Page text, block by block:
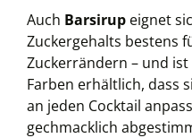
Auch Barsirup eignet
Zuckergehalts bestens
Zuckerrändern – und
Farben erhältlich, dass
an jeden Cocktail
gechmacklich